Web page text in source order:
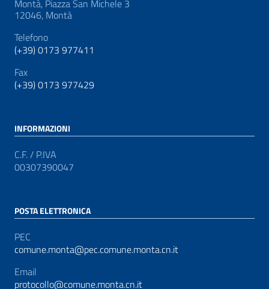
Montà, Piazza San Michele 3
12046, Montà
Telefono
(+39) 0173 977411
Fax
(+39) 0173 977429
INFORMAZIONI
C.F. / P.IVA
00307390047
POSTA ELETTRONICA
PEC
comune.monta@pec.comune.monta.cn.it
Email
protocollo@comune.monta.cn.it